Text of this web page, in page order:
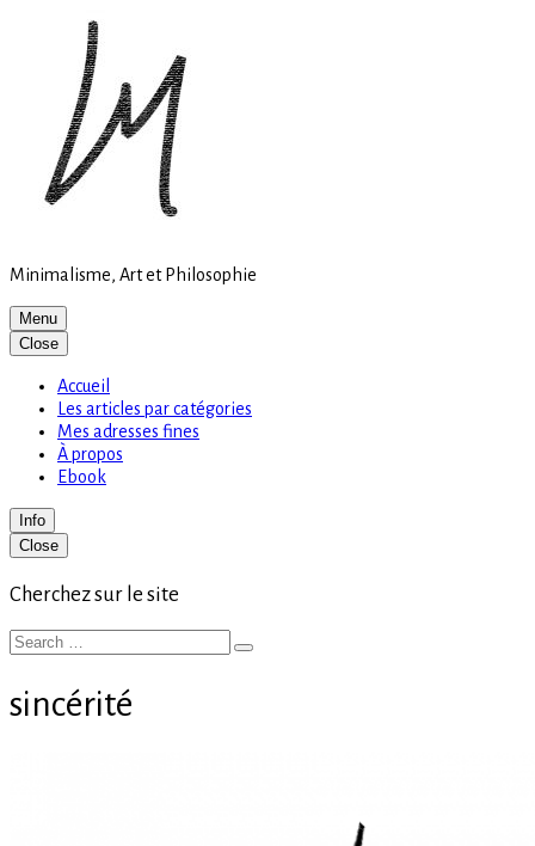
Minimalisme, Art et Philosophie
Menu
Close
Accueil
Les articles par catégories
Mes adresses fines
À propos
Ebook
Info
Primary
Sidebar
Close
Cherchez sur le site
Search
Search
sincérité